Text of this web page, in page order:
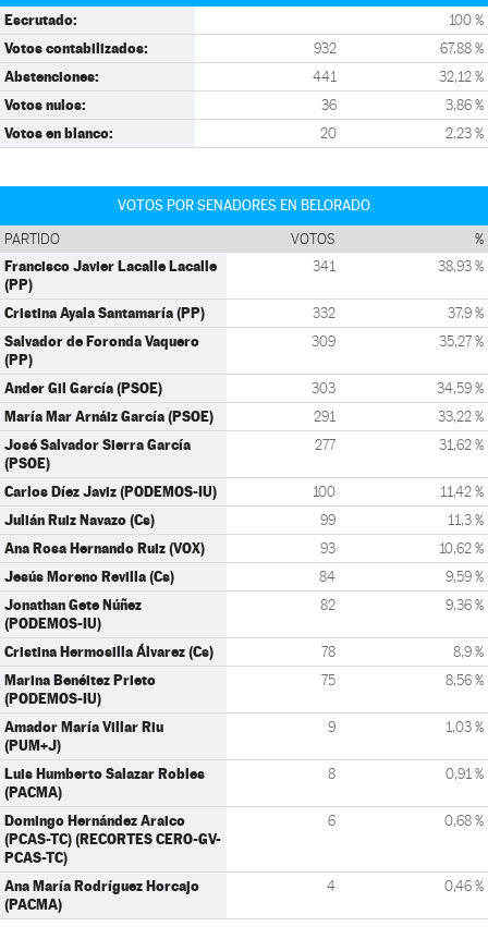
Escrutado: 100 %
Votos contabilizados: 932 67,88 %
Abstenciones: 441 32,12 %
Votos nulos: 36 3,86 %
Votos en blanco: 20 2,23 %
VOTOS POR SENADORES EN BELORADO
PARTIDO VOTOS %
Francisco Javier Lacalle Lacalle
(PP)
341 38,93 %
Cristina Ayala Santamaría (PP) 332 37,9 %
Salvador de Foronda Vaquero
(PP)
309 35,27 %
Ander Gil García (PSOE) 303 34,59 %
María Mar Arnáiz García (PSOE) 291 33,22 %
José Salvador Sierra García
(PSOE)
277 31,62 %
Carlos Díez Javiz (PODEMOS-IU) 100 11,42 %
Julián Ruiz Navazo (Cs) 99 11,3 %
Ana Rosa Hernando Ruiz (VOX) 93 10,62 %
Jesús Moreno Revilla (Cs) 84 9,59 %
Jonathan Gete Núñez
(PODEMOS-IU)
82 9,36 %
Cristina Hermosilla Álvarez (Cs) 78 8,9 %
Marina Benéitez Prieto
(PODEMOS-IU)
75 8,56 %
Amador María Villar Riu
(PUM+J)
9 1,03 %
Luis Humberto Salazar Robles
(PACMA)
8 0,91 %
Domingo Hernández Araico
(PCAS-TC) (RECORTES CERO-GV-
PCAS-TC)
6 0,68 %
Ana María Rodríguez Horcajo
(PACMA)
4 0,46 %